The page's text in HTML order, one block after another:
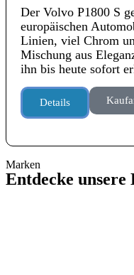
Der Volvo P1800 S
europäischen
Linien, viel Chrom
Mischung aus
ihn bis heute sofort
Details
Marken
Entdecke unsere